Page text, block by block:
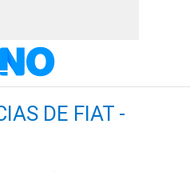
DE FIAT -